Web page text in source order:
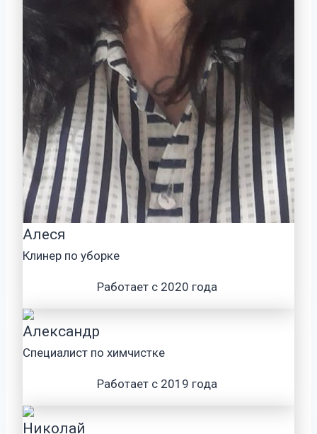
Алеся
Клинер по уборке
Работает с 2020 года
Александр
Специалист по химчистке
Работает с 2019 года
Николай